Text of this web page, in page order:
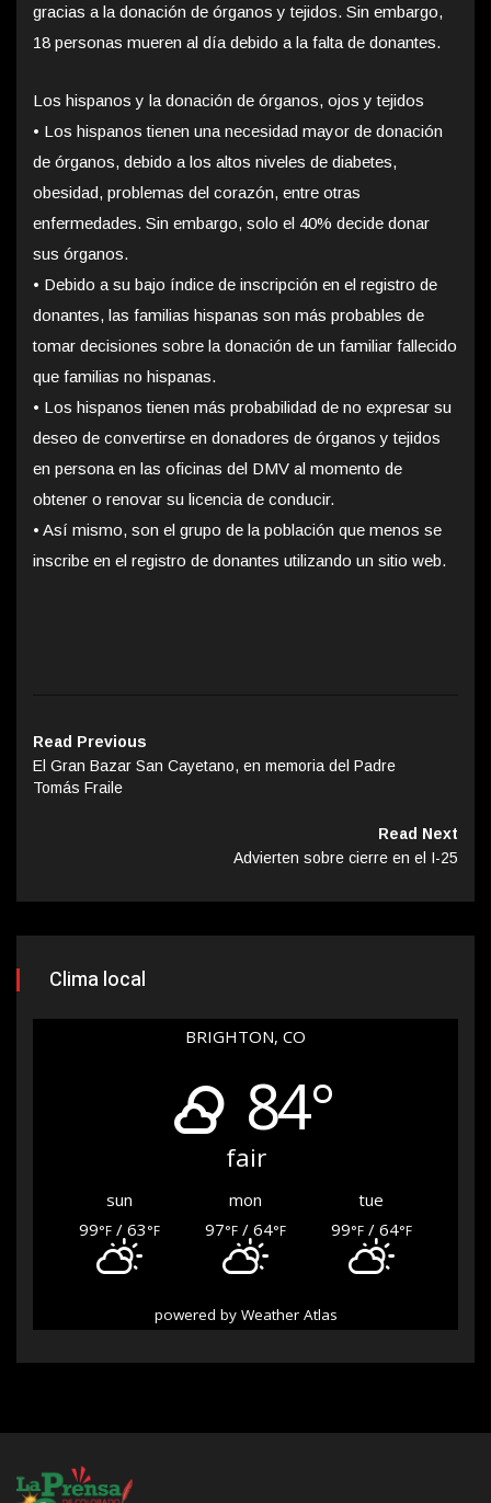
gracias a la donación de órganos y tejidos. Sin embargo,
18 personas mueren al día debido a la falta de donantes.
Los hispanos y la donación de órganos, ojos y tejidos
• Los hispanos tienen una necesidad mayor de donación
de órganos, debido a los altos niveles de diabetes,
obesidad, problemas del corazón, entre otras
enfermedades. Sin embargo, solo el 40% decide donar
sus órganos.
• Debido a su bajo índice de inscripción en el registro de
donantes, las familias hispanas son más probables de
tomar decisiones sobre la donación de un familiar fallecido
que familias no hispanas.
• Los hispanos tienen más probabilidad de no expresar su
deseo de convertirse en donadores de órganos y tejidos
en persona en las oficinas del DMV al momento de
obtener o renovar su licencia de conducir.
• Así mismo, son el grupo de la población que menos se
inscribe en el registro de donantes utilizando un sitio web.
Read Previous
El Gran Bazar San Cayetano, en memoria del Padre
Tomás Fraile
Read Next
Advierten sobre cierre en el I-25
Clima local
BRIGHTON, CO
84°
fair
sun mon
tue
99°F / 63°F 97°F/ 64°F 99°F/ 64°F
powered by Weather Atlas